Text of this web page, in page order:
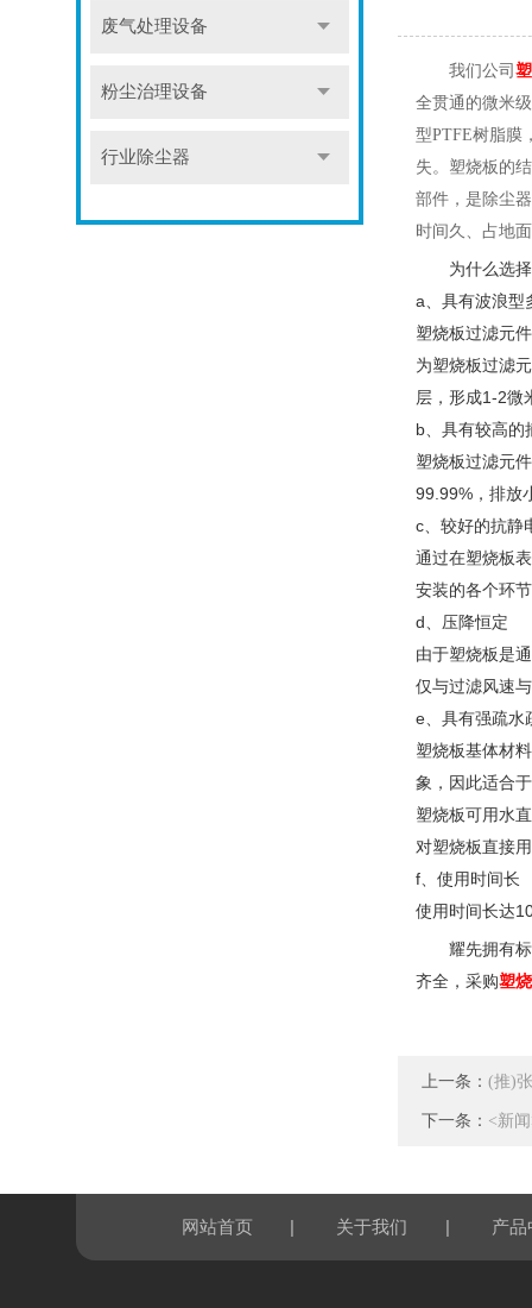
废气处理设备
粉尘治理设备
行业除尘器
我们公司
全贯通的微米
型PTFE树脂膜
失。塑烧板的
部件，是除尘
时间久、占地
为什么选
a、具有波浪型
塑烧板过滤元
为塑烧板过滤
层，形成1-2微
b、具有较高的
塑烧板过滤元
99.99%，排放
c、较好的抗静
通过在塑烧板
安装的各个环
d、压降恒定
由于塑烧板是
仅与过滤风速
e、具有强疏水
塑烧板基体材
象，因此适合
塑烧板可用水
对塑烧板直接
f、使用时间长
使用时间长达
耀先拥有
齐全，采购塑
上一条： (推)
下一条： <新
网站首页 | 关于我们 | 产品